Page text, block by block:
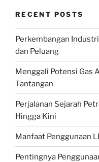
RECENT POSTS
Perkembangan
dan Peluang
Menggali Potensi Gas
Tantangan
Perjalanan Sejarah
Hingga Kini
Manfaat Penggunaan
Pentingnya